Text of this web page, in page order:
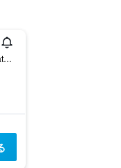
370 Moo 7, Koh Sarai Sub-District, Muang, Satun, リペ島, タイ